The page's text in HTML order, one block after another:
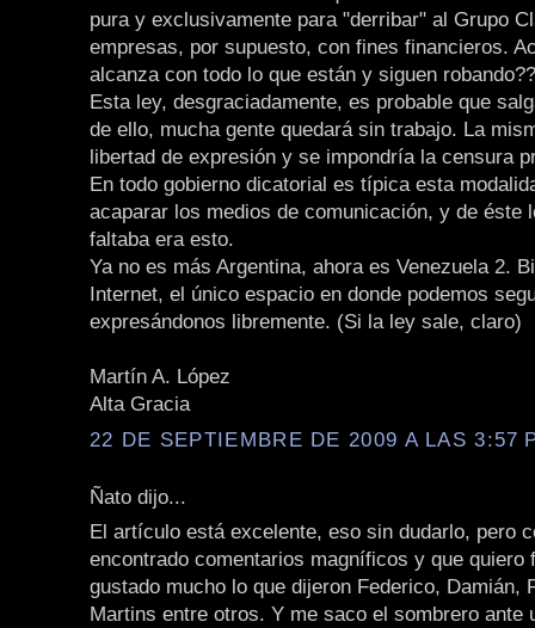
pura y exclusivamente para "derribar" al Grupo
empresas, por supuesto, con fines financieros.
alcanza con todo lo que están y siguen
Esta ley, desgraciadamente, es probable que
de ello, mucha gente quedará sin trabajo. La
libertad de expresión y se impondría la censura
En todo gobierno dicatorial es típica esta
acaparar los medios de comunicación, y de éste
faltaba era esto.
Ya no es más Argentina, ahora es Venezuela 2.
Internet, el único espacio en donde podemos
expresándonos libremente. (Si la ley sale, claro)
Martín A. López
Alta Gracia
22 DE SEPTIEMBRE DE 2009 A LAS 3:57
Ñato dijo...
El artículo está excelente, eso sin dudarlo, pero
encontrado comentarios magníficos y que quiero
gustado mucho lo que dijeron Federico, Damián,
Martins entre otros. Y me saco el sombrero ante